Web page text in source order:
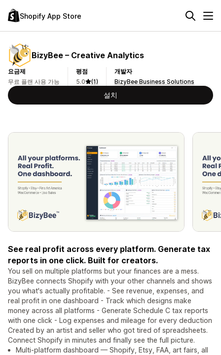
Shopify App Store
BizyBee – Creative Analytics
요금제
무료 플랜 사용 가능
평점
5.0
(1)
개발자
BizyBee Business Solutions
설치
See real profit across every platform. Generate tax
reports in one click. Built for creators.
You sell on multiple platforms but your finances are a mess.
BizyBee connects Shopify with your other channels and shows
you what's actually profitable. - See revenue, expenses, and
real profit in one dashboard - Track which designs make
money across all platforms - Generate Schedule C tax reports
with one click - Log expenses and mileage for every deduction
Created by an artist and seller who got tired of spreadsheets.
Connect Shopify in minutes and finally see the full picture.
Multi-platform dashboard — Shopify, Etsy, FAA, art fairs, all